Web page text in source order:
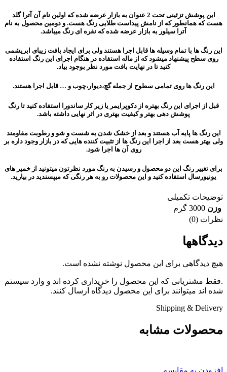
این پوشش تزئینی تحت 2 عنوان به بازار عرضه شده که اولین نام آن آترا گلد
هست که همانطور که از نامش پیداست طلایی رنگ هست. و دومین محصول به نام
آترا سیلور به بازار عرضه شده که نقره ای رنگ میباشد.
این رنگ ها با تمام وسیله ها قابل اجرا هستند ولی برای ایجاد بافت زیبای ابریشمی
روی سطح پیشنهاد میشود که از ماله استفاده در هنگام اجرای این رنگ استفاده
کنید تا در نهایت بافت مورد نظر بوجود بیاد.
این رنگ ها روی تمامی سطوح از جمله گچ،دیوار،چوب و … قابل اجرا هستند.
قبل از اجرای این رنگ بهتره از دکوپرایمر یا زیر کار ساندورا استفاده کنید تا رنگ
پوشش دهی بهتر و کیفیت بهتری در اثر نهایی داشته باشد.
این رنگ ها پایه آب هستند و بعد از خشک شدن به شست و شو و رطوبت مقاومند
ولی بهتر هست بعد از اجرا این رنگ ها از تثبیت کننده هایی که در بازار وجود داره بر
روی آن ها اجرا شود.
برای تغییر رنگ این دو محصول و رسیدن به رنگ مورد نظرتون میتونید از خمیر های
یونیورسال استفاده کنید و این محصولات رو به هر رنگی که میپسندید در بیارید.
توضیحات تکمیلی
وزن 3000 گرم
نظرات (0)
دیدگاهها
هیچ دیدگاهی برای این محصول نوشته نشده است.
.فقط مشتریانی که این محصول را خریداری کرده اند و وارد سیستم
شده اند میتوانند برای این محصول دیدگاه ارسال کنند.
Shipping & Delivery
محصولات مشابه
افزودن به مقایسه